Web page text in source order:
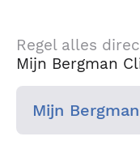
Regel alles
Mijn Bergman
Mijn